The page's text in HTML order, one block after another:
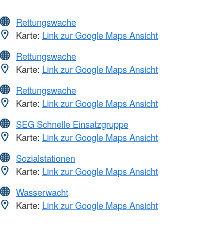
Rettungswache
Karte: Link zur Google Maps Ansicht
Rettungswache
Karte: Link zur Google Maps Ansicht
Rettungswache
Karte: Link zur Google Maps Ansicht
SEG Schnelle Einsatzgruppe
Karte: Link zur Google Maps Ansicht
Sozialstationen
Karte: Link zur Google Maps Ansicht
Wasserwacht
Karte: Link zur Google Maps Ansicht